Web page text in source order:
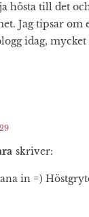
hösta till det
Jag tipsar om
idag, mycket
skriver:
in =)